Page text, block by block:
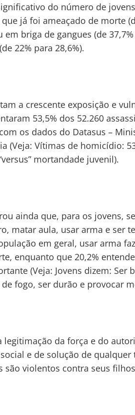
do número de
já foi ameaçado de morte
em briga de gangues (de
22% para 28,6%).
a crescente exposição e
53,5% dos 52.260
os dados do Datasus –
(Veja: Vítimas de homicídio:
mortandade juvenil).
ainda que, para os jovens,
matar aula, usar arma e ser
em geral, usar arma
enquanto que 20,2%
(Veja: Jovens dizem: Ser
fogo, ser durão e provocar
legitimação da força e do
e de solução de
são violentos contra seus